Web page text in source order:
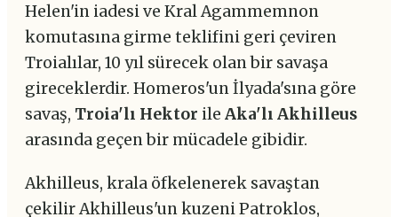
Helen'in iadesi ve Kral Agammemnon
komutasına girme teklifini geri çeviren
Troialılar, 10 yıl sürecek olan bir savaşa
gireceklerdir. Homeros'un İlyada'sına göre
savaş, Troia'lı Hektor ile Aka'lı Akhilleus
arasında geçen bir mücadele gibidir.
Akhilleus, krala öfkelenerek savaştan
çekilir Akhilleus'un kuzeni Patroklos,